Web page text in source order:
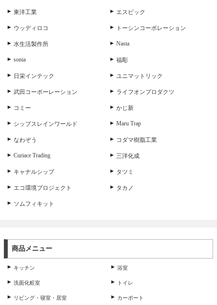
東洋工業 エスビック
ウッディロコ トーシンコーポレーション
水生活製作所 Nasta
sonia 福彫
日栄インテック ユニマットリック
武田コーポーレーション ライフオンプロダクツ
コミー かじ新
シップスレインワールド Maru Trap
なわぞう コダマ樹脂工業
Curiace Trading 三洋化成
キャナルシップ タツミ
エコ環境プロジェクト タカノ
ソムフィキット
商品メニュー
キッチン 浴室
洗面化粧室 トイレ
リビング・寝室・居室 カーポート